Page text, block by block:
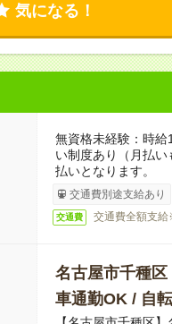
気になる！
無資格未経験：時
い制度あり（月払
払いとなります。
交通費別途支給あり
交通費 交通費全額支
名古屋市千種区
車通勤OK / 自